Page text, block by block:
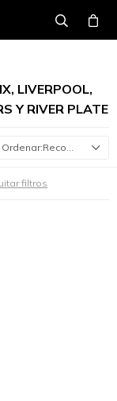
LIVERPOOL,
Y RIVER PLATE
Recomendados
filtros